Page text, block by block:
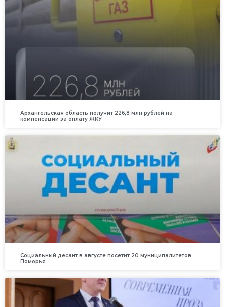
Архангельская область получит 226,8 млн рублей на
компенсации за оплату ЖКУ
Социальный десант в августе посетит 20 муниципалитетов
Поморья